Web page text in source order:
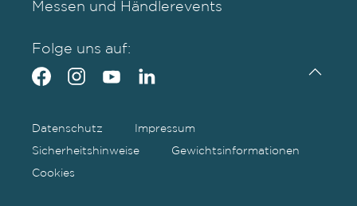
Messen und Händlerevents
Folge uns auf:
Datenschutz Impressum
Sicherheitshinweise Gewichtsinformationen
Cookies